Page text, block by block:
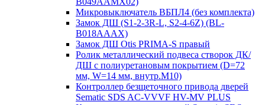
Микровыключатель ВБПЛ4 (без комплекта)
Замок ДШ (S1-2-3R-L, S2-4-6Z) (BL-
B018AAAX)
Замок ДШ Otis PRIMA-S правый
Ролик металлический подвеса створок ДК/
ДШ с полиуретановым покрытием (D=72
мм, W=14 мм, внутр.М10)
Контроллер безщеточного привода дверей
Sematiс SDS AC-VVVF HV-MV PLUS